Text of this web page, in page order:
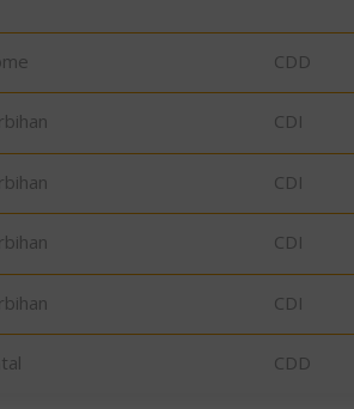
CDD
CDI
CDI
CDI
CDI
CDD